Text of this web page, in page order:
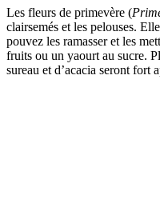
Les fleurs de primevère (
clairsemés et les pelouses.
pouvez les ramasser et les
fruits ou un yaourt au sucre.
sureau et d’acacia seront fort